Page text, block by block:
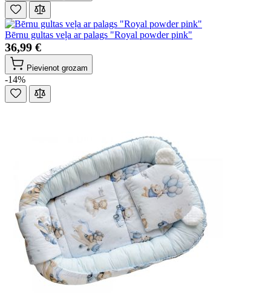
Bērnu gultas veļa ar palags "Royal powder pink"
36,99 €
Pievienot grozam
-14%